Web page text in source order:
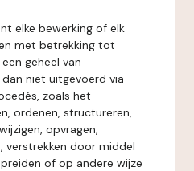
elke bewerking of elk
met betrekking tot
geheel van
niet uitgevoerd via
zoals het
ordenen, structureren,
opvragen,
verstrekken door middel
of op andere wijze